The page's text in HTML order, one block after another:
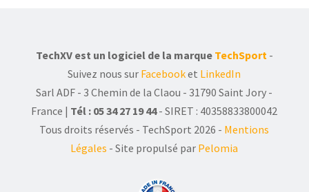
TechXV est un logiciel de la marque TechSport-
Suivez nous sur Facebooket LinkedIn
Sarl ADF - 3 Chemin de la Claou - 31790 Saint Jory -
France | Tél : 05 34 27 19 44- SIRET : 40358833800042
Tous droits réservés - TechSport 2026 - Mentions
Légales - Site propulsé par Pelomia